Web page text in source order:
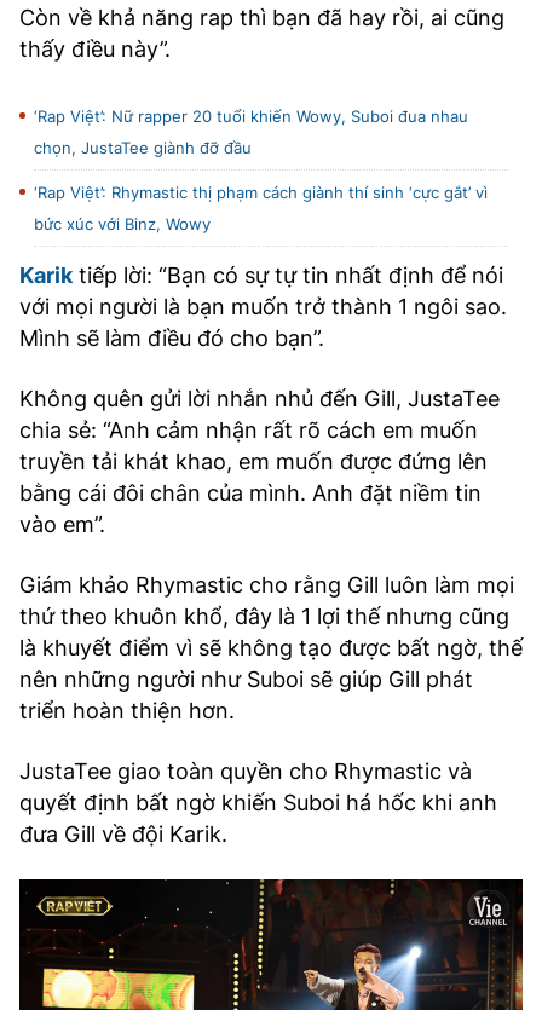
Còn về khả năng rap thì bạn đã hay rồi, ai cũng
thấy điều này”.
‘Rap Việt’: Nữ rapper 20 tuổi khiến Wowy, Suboi đua nhau
chọn, JustaTee giành đỡ đầu
‘Rap Việt’: Rhymastic thị phạm cách giành thí sinh ‘cực gắt’ vì
bức xúc với Binz, Wowy
Karik tiếp lời: “Bạn có sự tự tin nhất định để nói
với mọi người là bạn muốn trở thành 1 ngôi sao.
Mình sẽ làm điều đó cho bạn”.
Không quên gửi lời nhắn nhủ đến Gill, JustaTee
chia sẻ: “Anh cảm nhận rất rõ cách em muốn
truyền tải khát khao, em muốn được đứng lên
bằng cái đôi chân của mình. Anh đặt niềm tin
vào em”.
Giám khảo Rhymastic cho rằng Gill luôn làm mọi
thứ theo khuôn khổ, đây là 1 lợi thế nhưng cũng
là khuyết điểm vì sẽ không tạo được bất ngờ, thế
nên những người như Suboi sẽ giúp Gill phát
triển hoàn thiện hơn.
JustaTee giao toàn quyền cho Rhymastic và
quyết định bất ngờ khiến Suboi há hốc khi anh
đưa Gill về đội Karik.